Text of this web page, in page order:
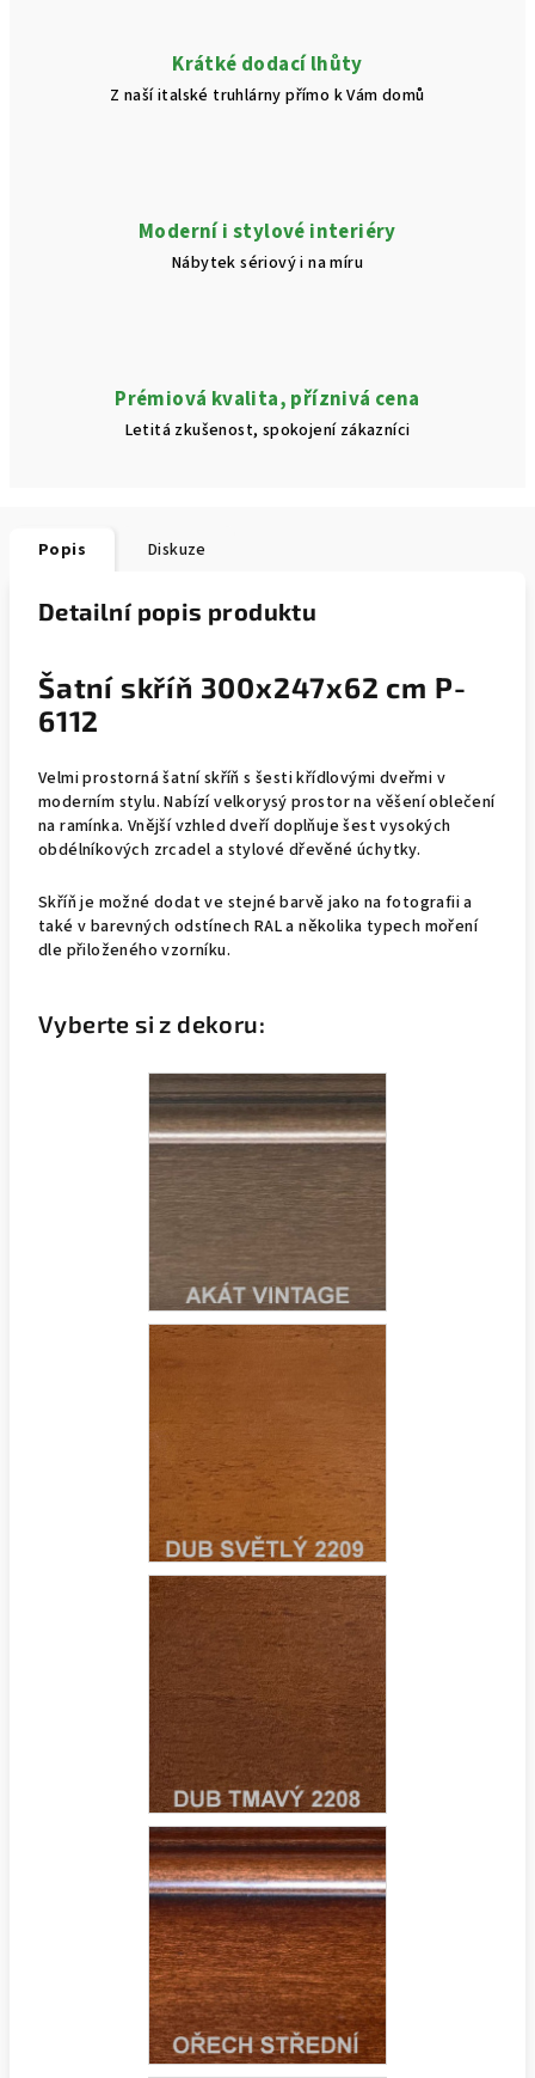
Krátké dodací lhůty
Z naší italské truhlárny přímo k Vám domů
Moderní i stylové interiéry
Nábytek sériový i na míru
Prémiová kvalita, příznivá cena
Letitá zkušenost, spokojení zákazníci
Popis Diskuze
Detailní popis produktu
Šatní skříň 300x247x62 cm P-
6112
Velmi prostorná šatní skříň s šesti křídlovými dveřmi v
moderním stylu. Nabízí velkorysý prostor na věšení oblečení
na ramínka. Vnější vzhled dveří doplňuje šest vysokých
obdélníkových zrcadel a stylové dřevěné úchytky.
Skříň je možné dodat ve stejné barvě jako na fotografii a
také v barevných odstínech RAL a několika typech moření
dle přiloženého vzorníku.
Vyberte si z dekoru: